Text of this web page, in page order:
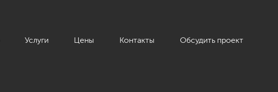
Услуги Цены Контакты Обсудить проект